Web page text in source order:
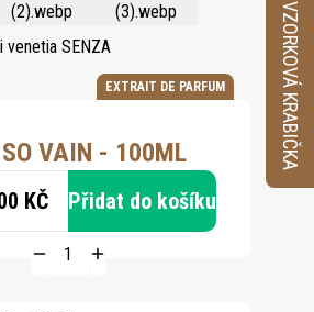
EXTRAIT DE PARFUM
SO VAIN - 100ML
KČ Přidat do košíku
VZORKOVÁ KRABIČKA